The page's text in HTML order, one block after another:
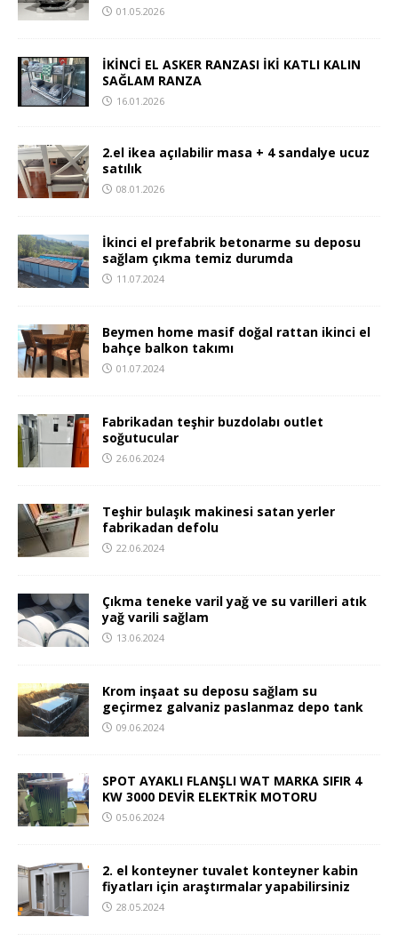
01.05.2026
İKİNCİ EL ASKER RANZASI İKİ KATLI KALIN
SAĞLAM RANZA
16.01.2026
2.el ikea açılabilir masa + 4 sandalye ucuz
satılık
08.01.2026
İkinci el prefabrik betonarme su deposu
sağlam çıkma temiz durumda
11.07.2024
Beymen home masif doğal rattan ikinci el
bahçe balkon takımı
01.07.2024
Fabrikadan teşhir buzdolabı outlet
soğutucular
26.06.2024
Teşhir bulaşık makinesi satan yerler
fabrikadan defolu
22.06.2024
Çıkma teneke varil yağ ve su varilleri atık
yağ varili sağlam
13.06.2024
Krom inşaat su deposu sağlam su
geçirmez galvaniz paslanmaz depo tank
09.06.2024
SPOT AYAKLI FLANŞLI WAT MARKA SIFIR 4
KW 3000 DEVİR ELEKTRİK MOTORU
05.06.2024
2. el konteyner tuvalet konteyner kabin
fiyatları için araştırmalar yapabilirsiniz
28.05.2024